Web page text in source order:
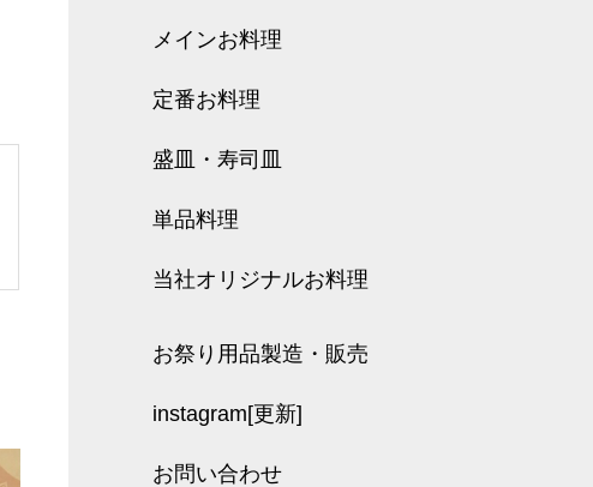
メインお料理
定番お料理
盛皿・寿司皿
単品料理
当社オリジナルお料理
お祭り用品製造・販売
instagram[更新]
お問い合わせ